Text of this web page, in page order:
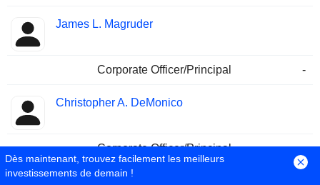
James L. Magruder
Corporate Officer/Principal -
Christopher A. DeMonico
Corporate Officer/Principal -
Dès maintenant, trouvez facilement les meilleurs
investissements de demain !